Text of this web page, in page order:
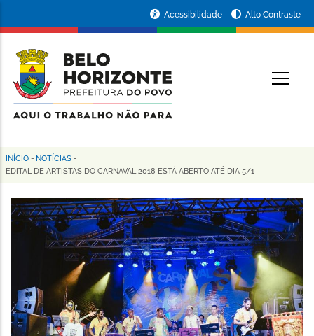
conteúdo
principal
da
Prefeitura
de
Horizonte
Acessibilidade Alto Contraste
Trilha
navegação
INÍCIO - NOTÍCIAS -
EDITAL DE ARTISTAS DO CARNAVAL 2018 ESTÁ ABERTO ATÉ DIA 5/1